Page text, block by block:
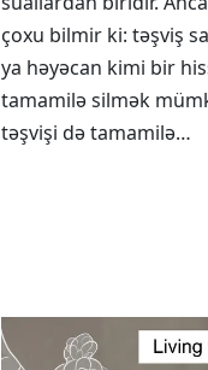
çoxu bilmir ki: təşviş
ya həyəcan kimi bir
tamamilə silmək
təşvişi də tamamilə…